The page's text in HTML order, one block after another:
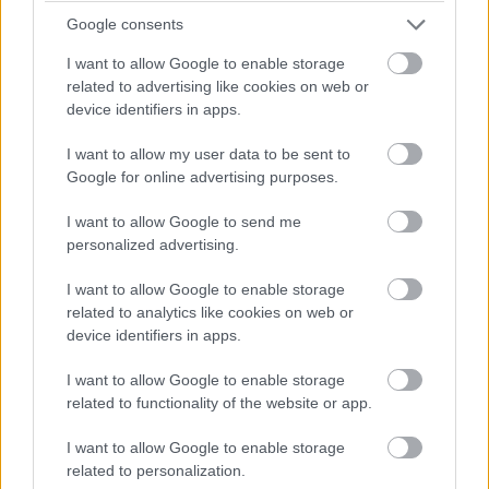
Google consents
I want to allow Google to enable storage
related to advertising like cookies on web or
device identifiers in apps.
I want to allow my user data to be sent to
Google for online advertising purposes.
I want to allow Google to send me
personalized advertising.
I want to allow Google to enable storage
related to analytics like cookies on web or
device identifiers in apps.
I want to allow Google to enable storage
related to functionality of the website or app.
I want to allow Google to enable storage
related to personalization.
próbálnia elszakadni. A produkcióban Lovas Rozi,
Sztarenki Dóra, Brezovszky Dániel, Alberti Zsófi, Formán
Bálint, Szilvási Anna és eredetileg Molnár Áron is
Molnár Áron az utóbbi években nemcsak színészként,